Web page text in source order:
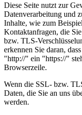
Diese Seite nutzt zur
Datenverarbeitung und
Inhalte, wie zum
Kontaktanfragen, die
bzw. TLS-
erkennen Sie daran,
"http://" ein "https://"
Browserzeile.
Wenn die SSL- bzw.
Daten, die Sie an uns
werden.